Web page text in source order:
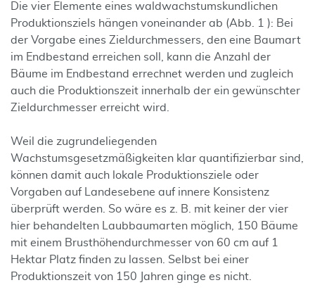
Die vier Elemente eines waldwachstumskundlichen
Produktionsziels hängen voneinander ab (Abb. 1 ): Bei
der Vorgabe eines Zieldurchmessers, den eine Baumart
im Endbestand erreichen soll, kann die Anzahl der
Bäume im Endbestand errechnet werden und zugleich
auch die Produktionszeit innerhalb der ein gewünschter
Zieldurchmesser erreicht wird.
Weil die zugrundeliegenden
Wachstumsgesetzmäßigkeiten klar quantifizierbar sind,
können damit auch lokale Produktionsziele oder
Vorgaben auf Landesebene auf innere Konsistenz
überprüft werden. So wäre es z. B. mit keiner der vier
hier behandelten Laubbaumarten möglich, 150 Bäume
mit einem Brusthöhendurchmesser von 60 cm auf 1
Hektar Platz finden zu lassen. Selbst bei einer
Produktionszeit von 150 Jahren ginge es nicht.